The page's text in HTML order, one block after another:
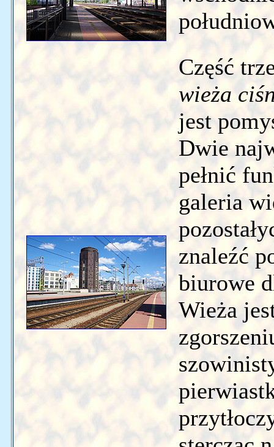
Część
wieża
jest
Dwie
pełnić
galeria
znaleźć
biurowe
Wieża